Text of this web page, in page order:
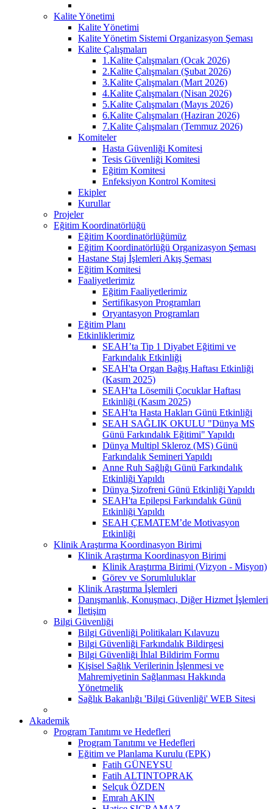
Kalite Yönetimi
Kalite Yönetimi
Kalite Yönetim Sistemi Organizasyon Şeması
Kalite Çalışmaları
1.Kalite Çalışmaları (Ocak 2026)
2.Kalite Çalışmaları (Şubat 2026)
3.Kalite Çalışmaları (Mart 2026)
4.Kalite Çalışmaları (Nisan 2026)
5.Kalite Çalışmaları (Mayıs 2026)
6.Kalite Çalışmaları (Haziran 2026)
7.Kalite Çalışmaları (Temmuz 2026)
Komiteler
Hasta Güvenliği Komitesi
Tesis Güvenliği Komitesi
Eğitim Komitesi
Enfeksiyon Kontrol Komitesi
Ekipler
Kurullar
Projeler
Eğitim Koordinatörlüğü
Eğitim Koordinatörlüğümüz
Eğitim Koordinatörlüğü Organizasyon Şeması
Hastane Staj İşlemleri Akış Şeması
Eğitim Komitesi
Faaliyetlerimiz
Eğitim Faaliyetlerimiz
Sertifikasyon Programları
Oryantasyon Programları
Eğitim Planı
Etkinliklerimiz
SEAH’ta Tip 1 Diyabet Eğitimi ve
Farkındalık Etkinliği
SEAH'ta Organ Bağış Haftası Etkinliği
(Kasım 2025)
SEAH'ta Lösemili Çocuklar Haftası
Etkinliği (Kasım 2025)
SEAH'ta Hasta Hakları Günü Etkinliği
SEAH SAĞLIK OKULU "Dünya MS
Günü Farkındalık Eğitimi" Yapıldı
Dünya Multipl Skleroz (MS) Günü
Farkındalık Semineri Yapıldı
Anne Ruh Sağlığı Günü Farkındalık
Etkinliği Yapıldı
Dünya Şizofreni Günü Etkinliği Yapıldı
SEAH'ta Epilepsi Farkındalık Günü
Etkinliği Yapıldı
SEAH ÇEMATEM’de Motivasyon
Etkinliği
Klinik Araştırma Koordinasyon Birimi
Klinik Araştırma Koordinasyon Birimi
Klinik Araştırma Birimi (Vizyon - Misyon)
Görev ve Sorumluluklar
Klinik Araştırma İşlemleri
Danışmanlık, Konuşmacı, Diğer Hizmet İşlemleri
İletişim
Bilgi Güvenliği
Bilgi Güvenliği Politikaları Kılavuzu
Bilgi Güvenliği Farkındalık Bildirgesi
Bilgi Güvenliği İhlal Bildirim Formu
Kişisel Sağlık Verilerinin İşlenmesi ve
Mahremiyetinin Sağlanması Hakkında
Yönetmelik
Sağlık Bakanlığı 'Bilgi Güvenliği' WEB Sitesi
Akademik
Program Tanıtımı ve Hedefleri
Program Tanıtımı ve Hedefleri
Eğitim ve Planlama Kurulu (EPK)
Fatih GÜNEYSU
Fatih ALTINTOPRAK
Selçuk ÖZDEN
Emrah AKIN